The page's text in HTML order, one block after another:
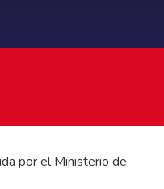
por el Ministerio de